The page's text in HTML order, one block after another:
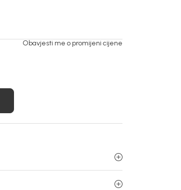
Obavjesti me o promijeni cijene